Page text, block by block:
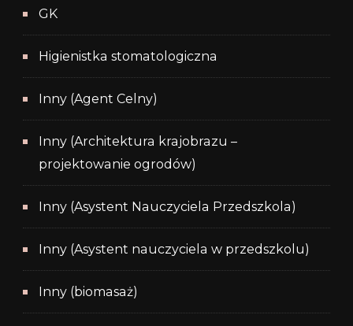
GK
Higienistka stomatologiczna
Inny (Agent Celny)
Inny (Architektura krajobrazu –
projektowanie ogrodów)
Inny (Asystent Nauczyciela Przedszkola)
Inny (Asystent nauczyciela w przedszkolu)
Inny (biomasaż)